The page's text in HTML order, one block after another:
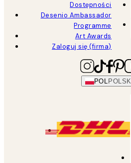
Dostępności
Desenio Ambassador
Programme
Art Awards
Zaloguj się (firma)
POL POLSKI